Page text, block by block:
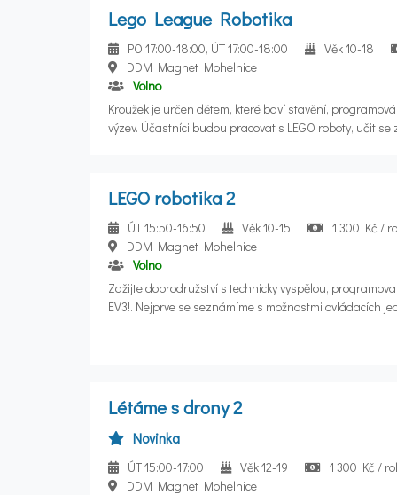
Lego League Robotika
PO 17:00-18:00, ÚT 17:00-18:00
Věk 10-18
DDM Magnet Mohelnice
Volno
Kroužek je určen dětem, které baví stavění,
výzev. Účastníci budou pracovat s LEGO roboty, učit
LEGO robotika 2
ÚT 15:50-16:50 Věk 10-15
1 300 Kč /
DDM Magnet Mohelnice
Volno
Zažijte dobrodružství s technicky vyspělou,
EV3!. Nejprve se seznámíme s možnostmi ovládacích
cestu z bludiště, závodit v rychlosti atd. Výhodou je předchozí absolvování kroužku
LEGO robotika 1 a navázání na znalosti v něm již
záleží spíše na věku a nadšení. Je zapotřebí částečná
moci popustit uzdu své fantazii. Budeme sestavit a
Létáme s drony 2
Novinka
ÚT 15:00-17:00 Věk 12-19
1 300 Kč /
DDM Magnet Mohelnice